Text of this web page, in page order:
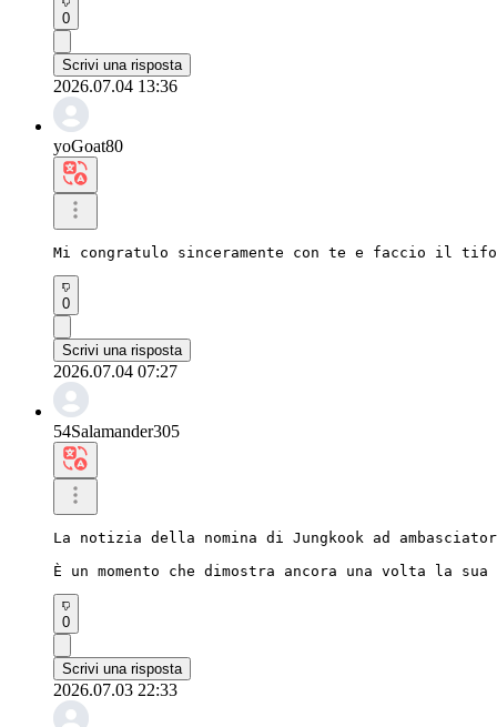
0
Scrivi una risposta
2026.07.04 13:36
yoGoat80
Mi congratulo sinceramente con te e faccio il
0
Scrivi una risposta
2026.07.04 07:27
54Salamander305
La notizia della nomina di Jungkook ad
È un momento che dimostra ancora una volta la
0
Scrivi una risposta
2026.07.03 22:33